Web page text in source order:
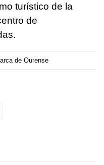
turístico de la
de
de Ourense